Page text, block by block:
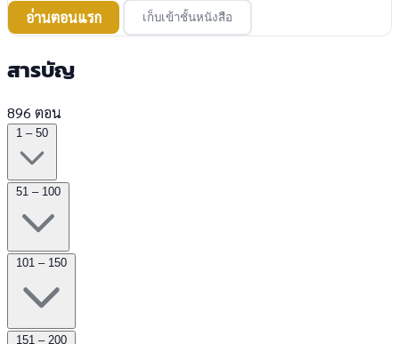
อ่านตอนแรก
เก็บเข้าชั้นหนังสือ
สารบัญ
896 ตอน
1 – 50
51 – 100
101 – 150
151 – 200